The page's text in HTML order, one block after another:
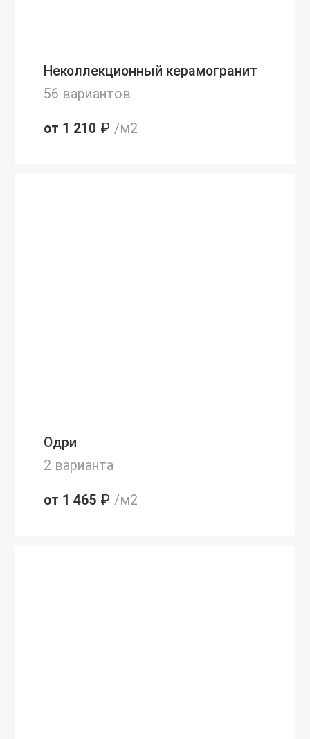
Неколлекционный керамогранит
56 вариантов
от 1 210 ₽ /м2
Одри
2 варианта
от 1 465 ₽ /м2